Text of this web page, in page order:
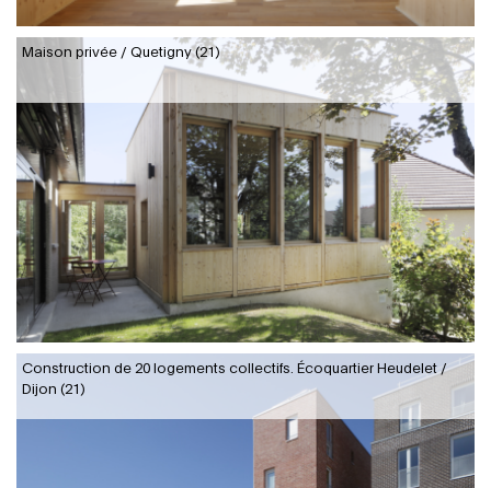
Maison privée / Quetigny (21)
Construction de 20 logements collectifs. Écoquartier Heudelet /
Dijon (21)